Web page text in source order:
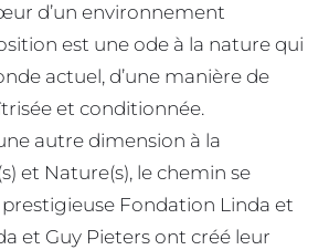
d’un environnement
est une ode à la nature qui
actuel, d’une manière de
et conditionnée.
autre dimension à la
et Nature(s), le chemin se
Fondation Linda et
et Guy Pieters ont créé leur